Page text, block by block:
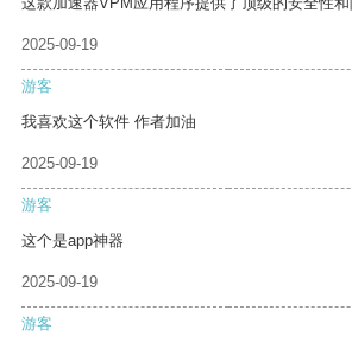
2025-09-19
游客
我喜欢这个软件 作者加油
2025-09-19
游客
这个是app神器
2025-09-19
游客